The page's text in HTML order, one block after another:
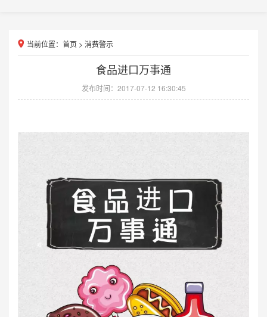
当前位置： 首页 > 消费警示
食品进口万事通
发布时间：2017-07-12 16:30:45